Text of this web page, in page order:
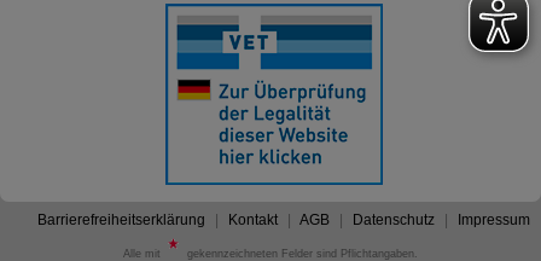
Barrierefreiheitserklärung Kontakt AGB Datenschutz Impressum
Alle mit
gekennzeichneten Felder sind Pflichtangaben.